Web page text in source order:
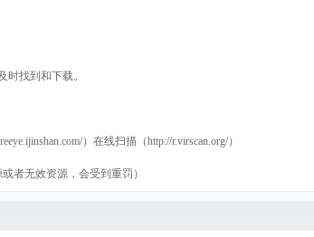
时找到和下载。
）在线扫描（http://r.virscan.org/）
者无效资源，会受到重罚）